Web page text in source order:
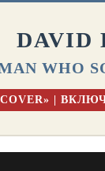
DAVID
WHO
COVER» |